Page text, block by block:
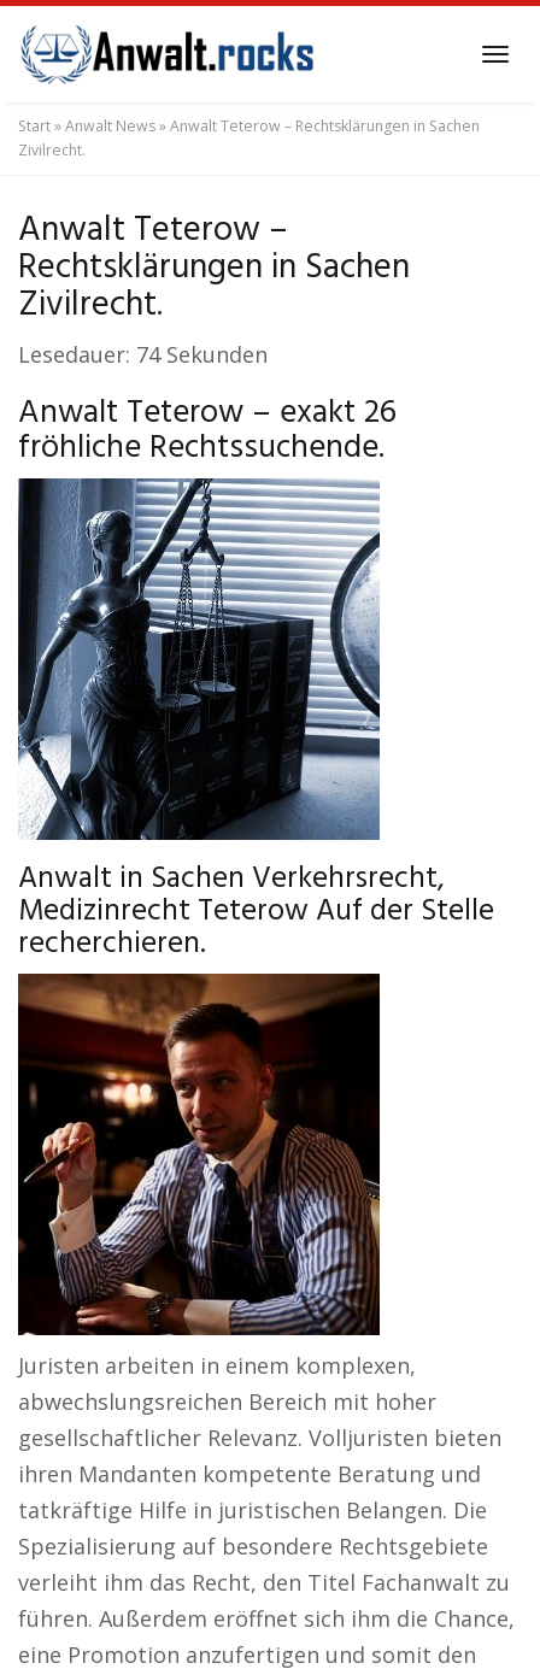
to
main
content
Start»Anwalt News»Anwalt Teterow – Rechtsklärungen in Sachen
Zivilrecht.
Anwalt Teterow –
Rechtsklärungen in Sachen
Zivilrecht.
Lesedauer: 74 Sekunden
Anwalt Teterow – exakt 26
fröhliche Rechtssuchende.
Anwalt in Sachen Verkehrsrecht,
Medizinrecht Teterow Auf der Stelle
recherchieren.
Juristen arbeiten in einem komplexen,
abwechslungsreichen Bereich mit hoher
gesellschaftlicher Relevanz. Volljuristen bieten
ihren Mandanten kompetente Beratung und
tatkräftige Hilfe in juristischen Belangen. Die
Spezialisierung auf besondere Rechtsgebiete
verleiht ihm das Recht, den Titel Fachanwalt zu
führen. Außerdem eröffnet sich ihm die Chance,
eine Promotion anzufertigen und somit den